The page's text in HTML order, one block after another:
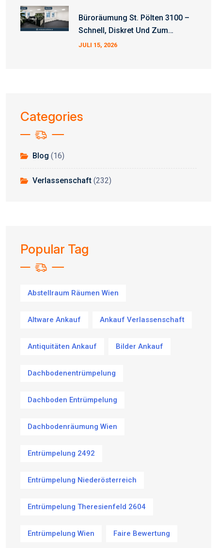
Büroräumung St. Pölten 3100 –
Schnell, Diskret Und Zum
Fixpreis
JULI 15, 2026
Categories
Blog (16)
Verlassenschaft (232)
Popular Tag
Abstellraum Räumen Wien
Altware Ankauf Ankauf Verlassenschaft
Antiquitäten Ankauf Bilder Ankauf
Dachbodenentrümpelung
Dachboden Entrümpelung
Dachbodenräumung Wien
Entrümpelung 2492
Entrümpelung Niederösterreich
Entrümpelung Theresienfeld 2604
Entrümpelung Wien Faire Bewertung